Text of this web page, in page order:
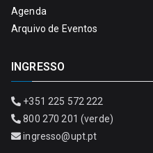
Agenda
Arquivo de Eventos
INGRESSO
+351 225 572 222
800 270 201 (verde)
ingresso@upt.pt